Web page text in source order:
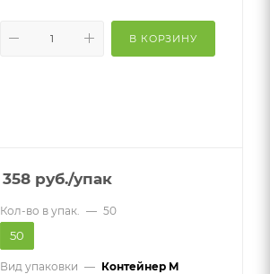
В КОРЗИНУ
358 руб./упак
Кол-во в упак. — 50
50
Вид упаковки — Контейнер M